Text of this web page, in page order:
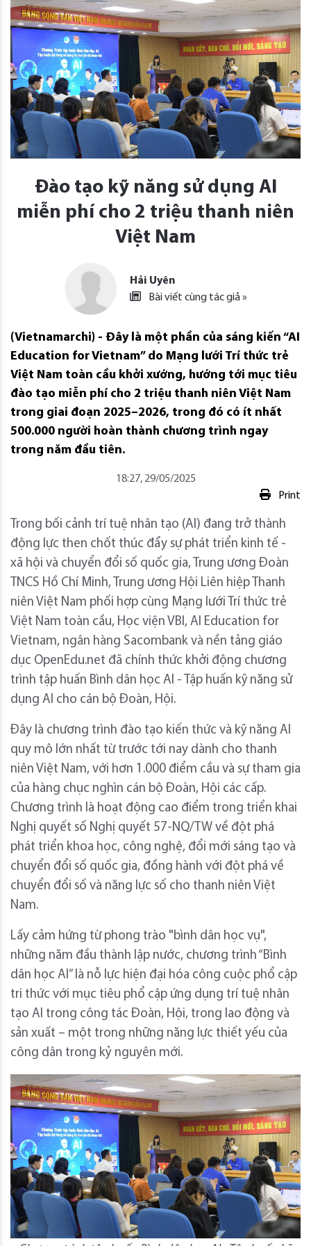
Đào tạo kỹ năng sử dụng AI
miễn phí cho 2 triệu thanh niên
Việt Nam
Hải Uyên
Bài viết cùng tác giả »
(Vietnamarchi) - Đây là một phần của sáng kiến “AI
Education for Vietnam” do Mạng lưới Trí thức trẻ
Việt Nam toàn cầu khởi xướng, hướng tới mục tiêu
đào tạo miễn phí cho 2 triệu thanh niên Việt Nam
trong giai đoạn 2025–2026, trong đó có ít nhất
500.000 người hoàn thành chương trình ngay
trong năm đầu tiên.
18:27, 29/05/2025
Print
Trong bối cảnh trí tuệ nhân tạo (AI) đang trở thành
động lực then chốt thúc đẩy sự phát triển kinh tế -
xã hội và chuyển đổi số quốc gia, Trung ương Đoàn
TNCS Hồ Chí Minh, Trung ương Hội Liên hiệp Thanh
niên Việt Nam phối hợp cùng Mạng lưới Trí thức trẻ
Việt Nam toàn cầu, Học viện VBI, AI Education for
Vietnam, ngân hàng Sacombank và nền tảng giáo
dục OpenEdu.net đã chính thức khởi động chương
trình tập huấn Bình dân học AI - Tập huấn kỹ năng sử
dụng AI cho cán bộ Đoàn, Hội.
Đây là chương trình đào tạo kiến thức và kỹ năng AI
quy mô lớn nhất từ trước tới nay dành cho thanh
niên Việt Nam, với hơn 1.000 điểm cầu và sự tham gia
của hàng chục nghìn cán bộ Đoàn, Hội các cấp.
Chương trình là hoạt động cao điểm trong triển khai
Nghị quyết số Nghị quyết 57-NQ/TW về đột phá
phát triển khoa học, công nghệ, đổi mới sáng tạo và
chuyển đổi số quốc gia, đồng hành với đột phá về
chuyển đổi số và năng lực số cho thanh niên Việt
Nam.
Lấy cảm hứng từ phong trào "bình dân học vụ",
những năm đầu thành lập nước, chương trình “Bình
dân học AI” là nỗ lực hiện đại hóa công cuộc phổ cập
tri thức với mục tiêu phổ cập ứng dụng trí tuệ nhân
tạo AI trong công tác Đoàn, Hội, trong lao động và
sản xuất – một trong những năng lực thiết yếu của
công dân trong kỷ nguyên mới.